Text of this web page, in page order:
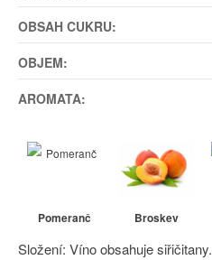
OBSAH CUKRU:
OBJEM:
AROMATA:
Pomeranč Broskev
Složení: Víno obsahuje siřičitany.